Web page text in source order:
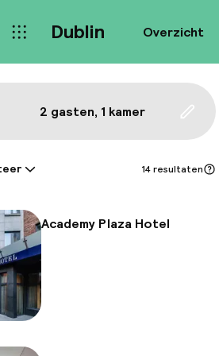
Dublin Overzicht
de beste hotels
2 gasten, 1 kamer
14 resultaten
Academy Plaza Hotel